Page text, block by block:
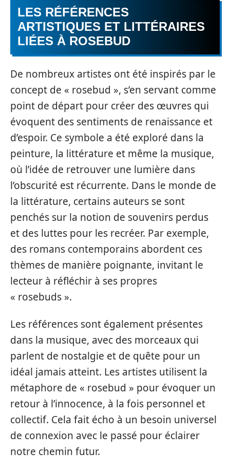
LES RÉFÉRENCES
ARTISTIQUES ET LITTÉRAIRES
LIÉES À ROSEBUD
De nombreux artistes ont été inspirés par le
concept de « rosebud », s’en servant comme
point de départ pour créer des œuvres qui
évoquent des sentiments de renaissance et
d’espoir. Ce symbole a été exploré dans la
peinture, la littérature et même la musique,
où l’idée de retrouver une lumière dans
l’obscurité est récurrente. Dans le monde de
la littérature, certains auteurs se sont
penchés sur la notion de souvenirs perdus
et des luttes pour les recréer. Par exemple,
des romans contemporains abordent ces
thèmes de manière poignante, invitant le
lecteur à réfléchir à ses propres
« rosebuds ».
Les références sont également présentes
dans la musique, avec des morceaux qui
parlent de nostalgie et de quête pour un
idéal jamais atteint. Les artistes utilisent la
métaphore de « rosebud » pour évoquer un
retour à l’innocence, à la fois personnel et
collectif. Cela fait écho à un besoin universel
de connexion avec le passé pour éclairer
notre chemin futur.